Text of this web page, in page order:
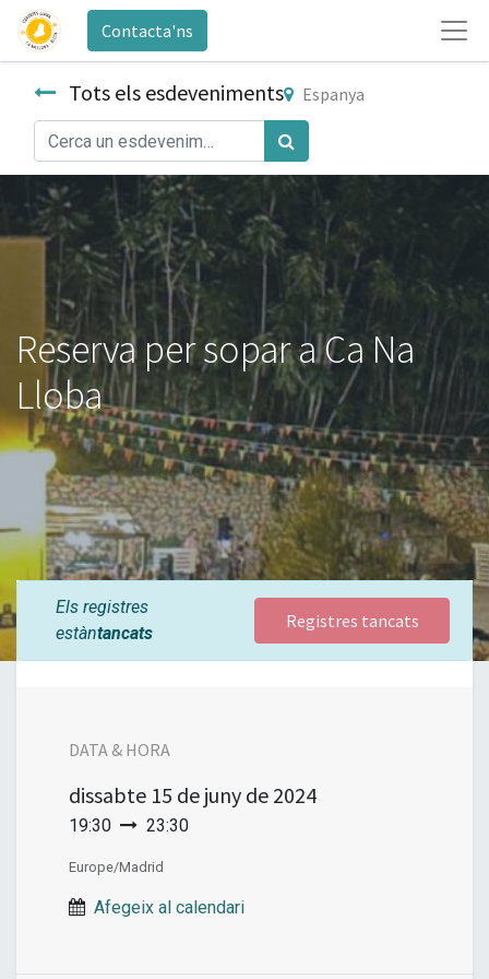
Contacta'ns
Tots els esdeveniments Espanya
Reserva per sopar a Ca Na
Lloba
Els registres
estàntancats
Registres tancats
DATA & HORA
dissabte 15 de juny de 2024
19:30 23:30
Europe/Madrid
Afegeix al calendari